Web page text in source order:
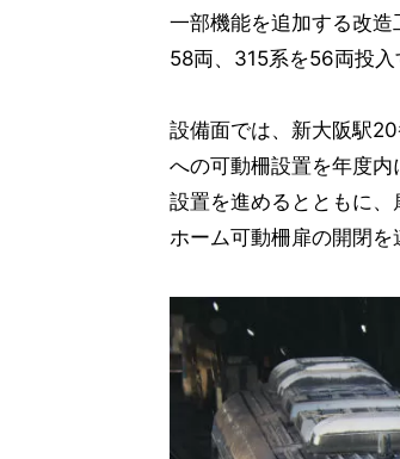
一部機能を追加する改
58両、315系を56両投入
設備面では、新大阪駅
への可動柵設置を年度
設置を進めるとともに
ホーム可動柵扉の開閉を